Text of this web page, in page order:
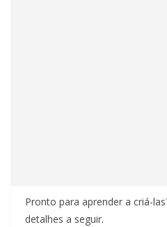
Pronto para aprender a criá-
detalhes a seguir.